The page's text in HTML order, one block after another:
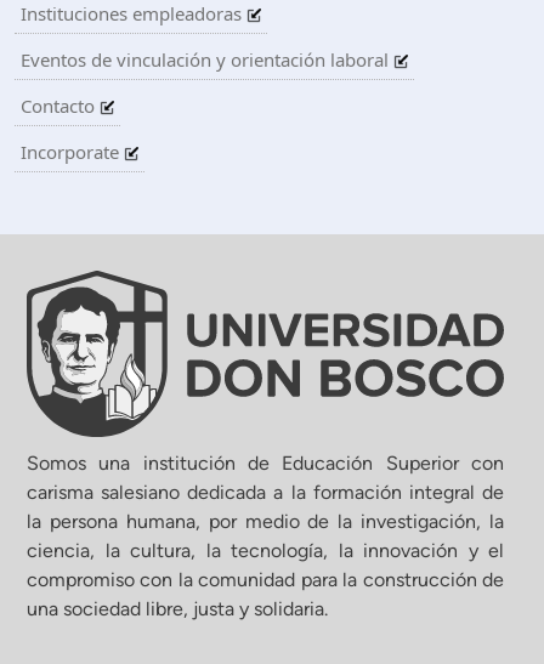
Académica
Secretaría General
de Administración y Finanzas
e Internacionalización
Calidad Académica
Políticas institucionales
Instituciones empleadoras
Eventos de vinculación y orientación laboral
Contacto
Incorporate
Somos una institución de Educación Superior con
carisma salesiano dedicada a la formación integral de
la persona humana, por medio de la investigación, la
ciencia, la cultura, la tecnología, la innovación y el
compromiso con la comunidad para la construcción de
una sociedad libre, justa y solidaria.